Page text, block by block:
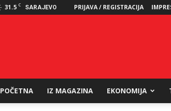
31.5 C SARAJEVO PRIJAVA / REGISTRACIJA
POČETNA IZ MAGAZINA EKONOMIJA